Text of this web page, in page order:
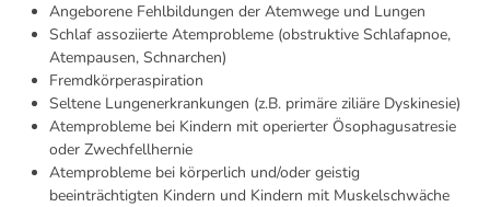
Angeborene Fehlbildungen der Atemwege und Lungen
Schlaf assoziierte Atemprobleme (obstruktive Schlafapnoe,
Atempausen, Schnarchen)
Fremdkörperaspiration
Seltene Lungenerkrankungen (z.B. primäre ziliäre Dyskinesie)
Atemprobleme bei Kindern mit operierter Ösophagusatresie
oder Zwechfellhernie
Atemprobleme bei körperlich und/oder geistig
beeinträchtigten Kindern und Kindern mit Muskelschwäche